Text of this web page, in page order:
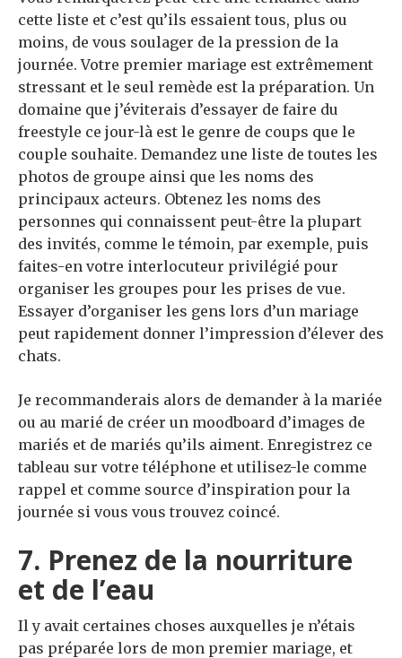
cette liste et c’est qu’ils essaient tous, plus ou
moins, de vous soulager de la pression de la
journée. Votre premier mariage est extrêmement
stressant et le seul remède est la préparation. Un
domaine que j’éviterais d’essayer de faire du
freestyle ce jour-là est le genre de coups que le
couple souhaite. Demandez une liste de toutes les
photos de groupe ainsi que les noms des
principaux acteurs. Obtenez les noms des
personnes qui connaissent peut-être la plupart
des invités, comme le témoin, par exemple, puis
faites-en votre interlocuteur privilégié pour
organiser les groupes pour les prises de vue.
Essayer d’organiser les gens lors d’un mariage
peut rapidement donner l’impression d’élever des
chats.
Je recommanderais alors de demander à la mariée
ou au marié de créer un moodboard d’images de
mariés et de mariés qu’ils aiment. Enregistrez ce
tableau sur votre téléphone et utilisez-le comme
rappel et comme source d’inspiration pour la
journée si vous vous trouvez coincé.
7. Prenez de la nourriture
et de l’eau
Il y avait certaines choses auxquelles je n’étais
pas préparée lors de mon premier mariage, et